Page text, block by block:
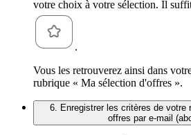
votre choix à votre sélection. Il
.
Vous les retrouverez ainsi dans
rubrique « Ma sélection d'offres ».
6. Enregistrer les critères de votre
offres par e-mail